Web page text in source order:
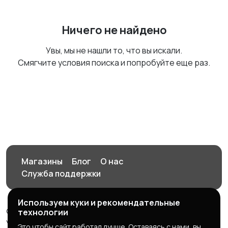
Ничего не найдено
Увы, мы не нашли то, что вы искали.
Смягчите условия поиска и попробуйте еще раз.
Магазины Блог
О нас
Служба поддержки
© 2026 Орен-АЙ - Авто | Недвижимость | Работа |
Услуги
Используем куки и рекомендательные
технологии